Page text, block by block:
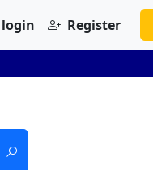
login Register